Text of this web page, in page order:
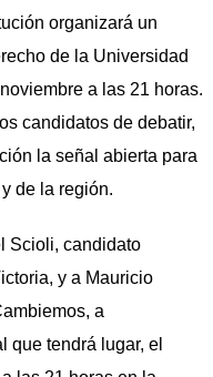
organizará un
de la Universidad
a las 21 horas.
candidatos de debatir,
la señal abierta para
de la región.
Scioli, candidato
y a Mauricio
a
que tendrá lugar, el